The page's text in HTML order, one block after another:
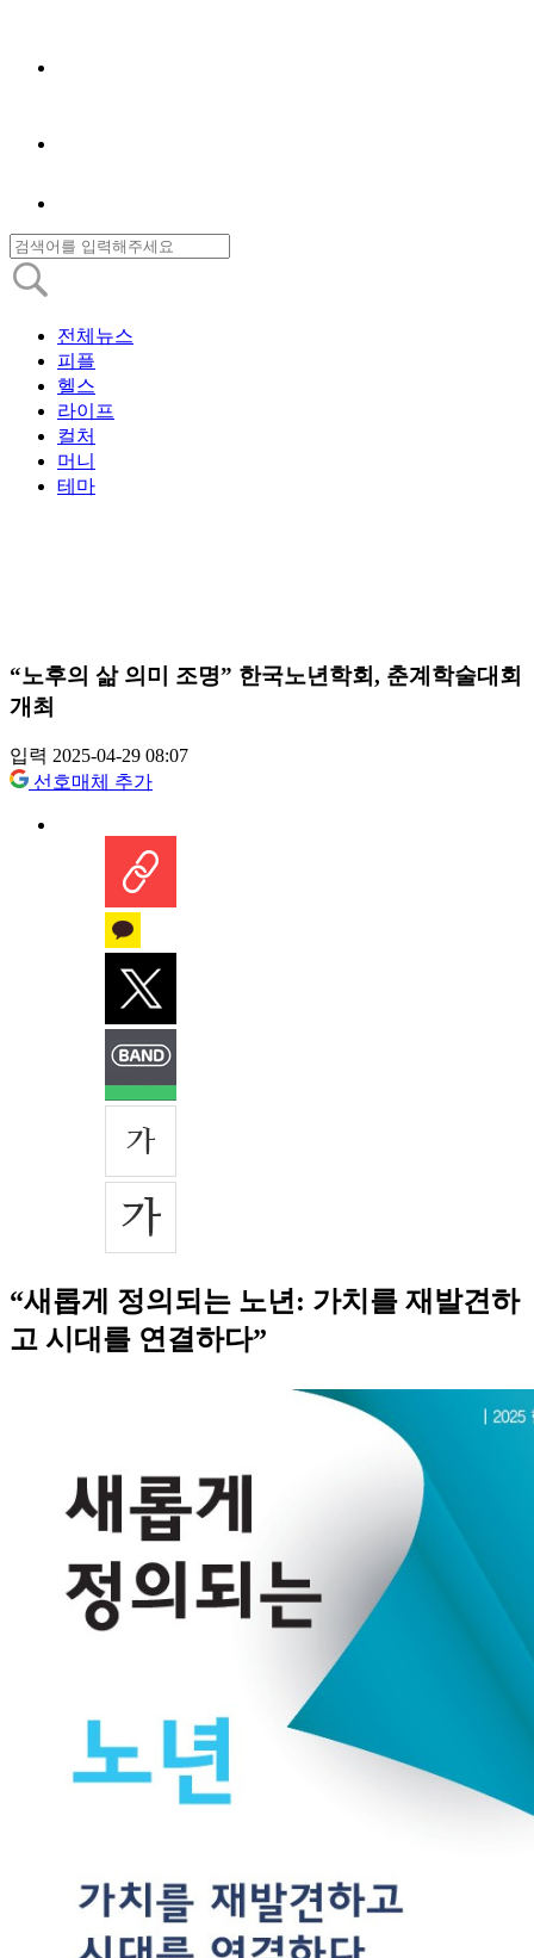
전체뉴스
피플
헬스
라이프
컬처
머니
테마
“노후의 삶 의미 조명” 한국노년학회, 춘계학술대회
개최
입력 2025-04-29 08:07
선호매체 추가
“새롭게 정의되는 노년: 가치를 재발견하
고 시대를 연결하다”